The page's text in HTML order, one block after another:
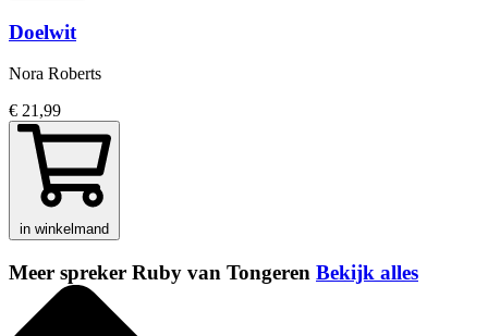
Doelwit
Nora Roberts
€ 21,99
in winkelmand
Meer spreker Ruby van Tongeren Bekijk alles